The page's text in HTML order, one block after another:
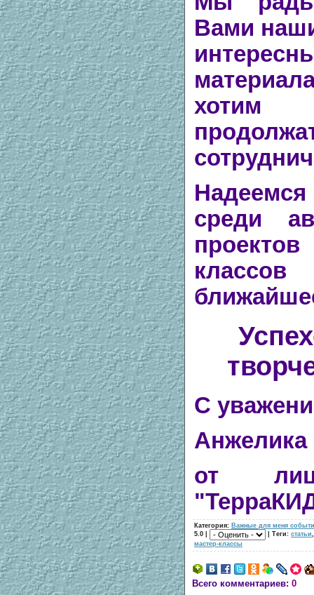
Вами
среди
С
от
Категория: Важные для меня
5.0 |
| Теги: статьи
мастер-классы
Всего комментариев: 0